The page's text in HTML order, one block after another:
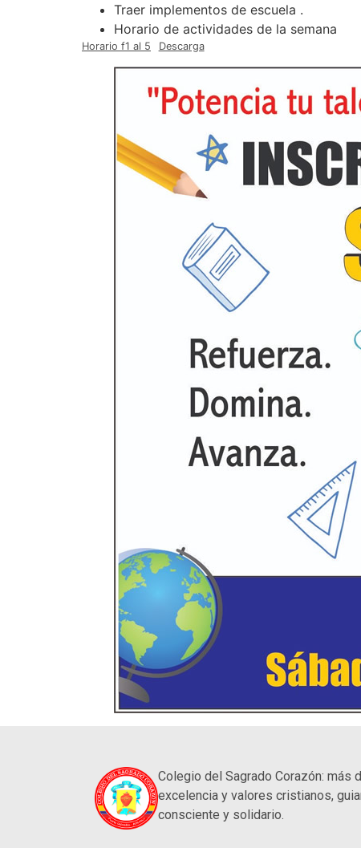
Traer implementos de escuela .
Horario de actividades de la semana
Horario f1 al 5 Descarga
Colegio del Sagrado Corazón: más
excelencia y valores cristianos,
consciente y solidario.